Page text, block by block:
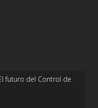
futuro del Control de